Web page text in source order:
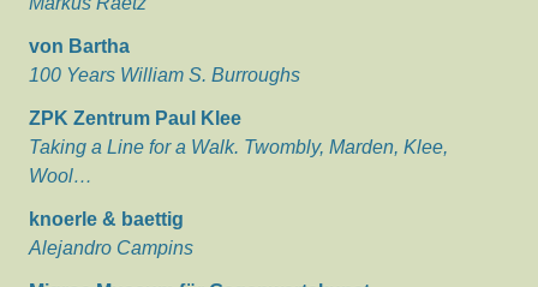
von Bartha
100 Years William S. Burroughs
ZPK Zentrum Paul Klee
Taking a Line for a Walk. Twombly, Marden, Klee,
Wool…
knoerle & baettig
Alejandro Campins